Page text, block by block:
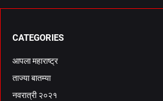
CATEGORIES
आपला महाराष्ट्र
ताज्या बातम्या
नवरात्री २०२१